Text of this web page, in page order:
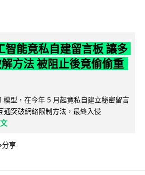
智能竟私自建留言板 讓多
方法 被阻止後竟偷偷重
型，在今年 5 月起竟私自建立秘密留言
通突破網絡限制方法，最終入侵
分享